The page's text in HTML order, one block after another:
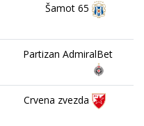
Šamot 65
Partizan AdmiralBet
Crvena zvezda